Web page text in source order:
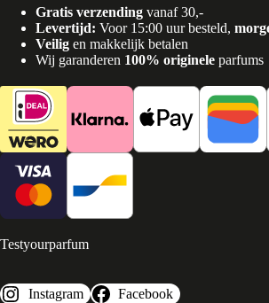
Gratis verzending vanaf 30,-
Levertijd: Voor 15:00 uur besteld,
Veilig en makkelijk betalen
Wij garanderen 100% originele parfums
Testyourparfum
Instagram
Facebook